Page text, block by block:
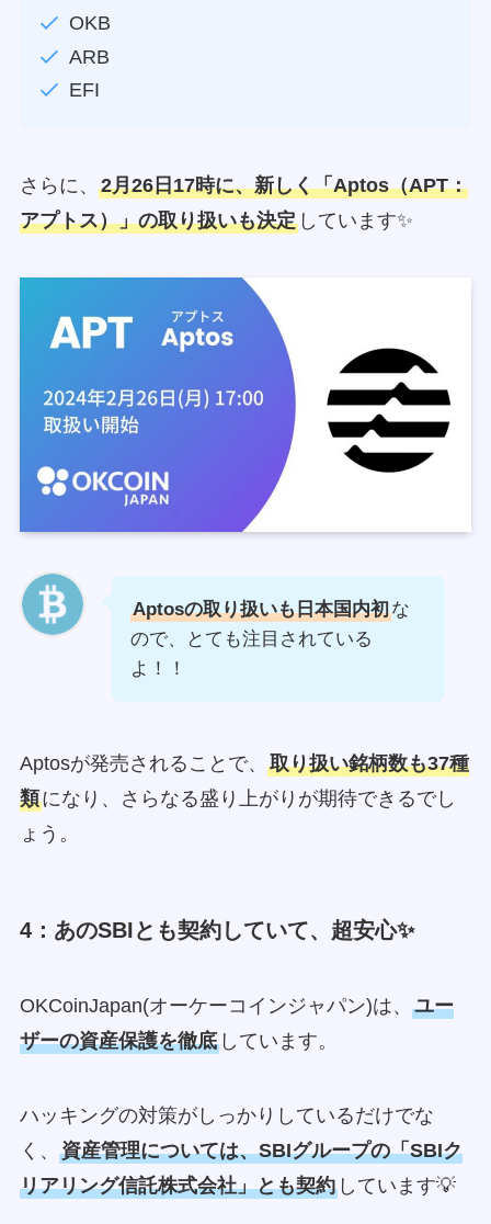
OKB
ARB
EFI
さらに、 2月26日17時に、新しく「Aptos（APT：
アプトス）」の取り扱いも決定しています✨
Aptosの取り扱いも日本国内初な
ので、とても注目されている
よ！！
Aptosが発売されることで、 取り扱い銘柄数も37種
類になり、さらなる盛り上がりが期待できるでし
ょう。
4：あのSBIとも契約していて、超安心✨
OKCoinJapan(オーケーコインジャパン)は、 ユー
ザーの資産保護を徹底しています。
ハッキングの対策がしっかりしているだけでな
く、 資産管理については、SBIグループの「SBIク
リアリング信託株式会社」とも契約しています💡